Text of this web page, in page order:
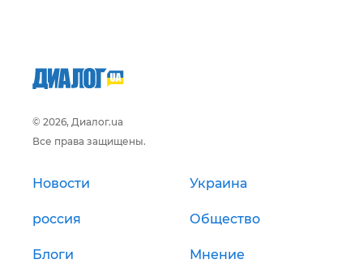
© 2026, Диалог.ua
Все права защищены.
Новости Украина
россия Общество
Блоги Мнение